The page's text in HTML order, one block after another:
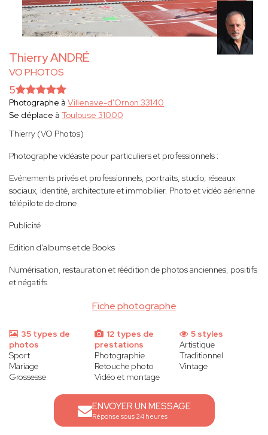
Thierry ANDRÉ
VO PHOTOS
Fiche photographe
5
Photographe à Villenave-d'Ornon 33140
Se déplace à Toulouse 31000
Thierry (VO Photos)
Photographe vidéaste pour particuliers et professionnels :
Evénements privés et professionnels, portraits, studio, réseaux
sociaux, identité, architecture et immobilier. Photo et vidéo aérienne
télépilote de drone
Publicité
Edition d'albums et de Books
Numérisation, restauration et réédition de photos anciennes, positifs
et négatifs
35 types de
photos
Sport
Mariage
Grossesse
12 types de
prestations
Photographie
Retouche photo
Vidéo et montage
5 styles
Artistique
Traditionnel
Vintage
ENVOYER UN MESSAGE
Réponse sous 24 heures